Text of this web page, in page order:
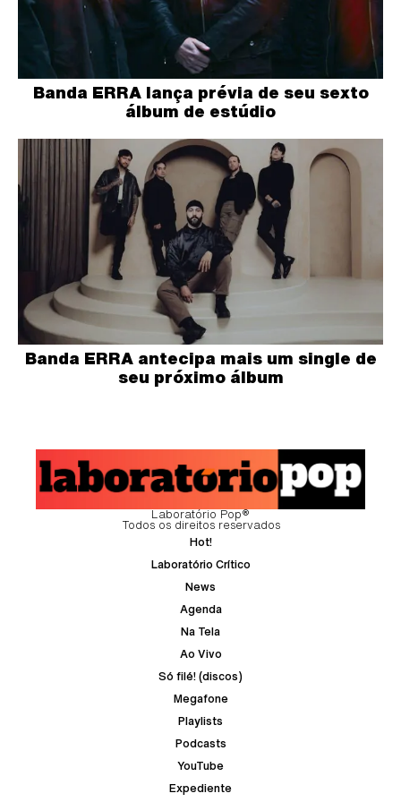
Banda ERRA lança prévia de seu sexto
álbum de estúdio
Banda ERRA antecipa mais um single de
seu próximo álbum
Laboratório Pop®
Todos os direitos reservados
Hot!
Laboratório Crítico
News
Agenda
Na Tela
Ao Vivo
Só filé! (discos)
Megafone
Playlists
Podcasts
YouTube
Expediente